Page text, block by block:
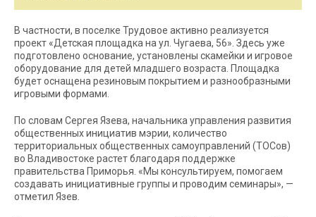
В частности, в поселке Трудовое активно реализуется
проект «Детская площадка на ул. Чугаева, 56». Здесь уже
подготовлено основание, установлены скамейки и игровое
оборудование для детей младшего возраста. Площадка
будет оснащена резиновым покрытием и разнообразными
игровыми формами.
По словам Сергея Язева, начальника управления развития
общественных инициатив мэрии, количество
территориальных общественных самоуправлений (ТОСов)
во Владивостоке растет благодаря поддержке
правительства Приморья. «Мы консультируем, помогаем
создавать инициативные группы и проводим семинары», —
отметил Язев.